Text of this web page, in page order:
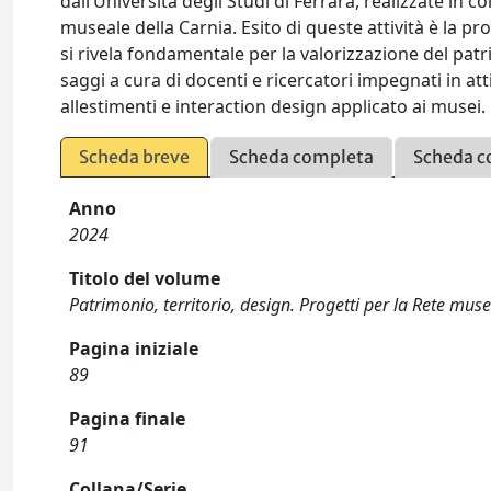
museale della Carnia. Esito di queste attività è la
si rivela fondamentale per la valorizzazione del
saggi a cura di docenti e ricercatori impegnati in
allestimenti e interaction design applicato ai musei.
Scheda breve Scheda completa Scheda
Anno
2024
Titolo del volume
Patrimonio, territorio, design. Progetti per la Rete
Pagina iniziale
89
Pagina finale
91